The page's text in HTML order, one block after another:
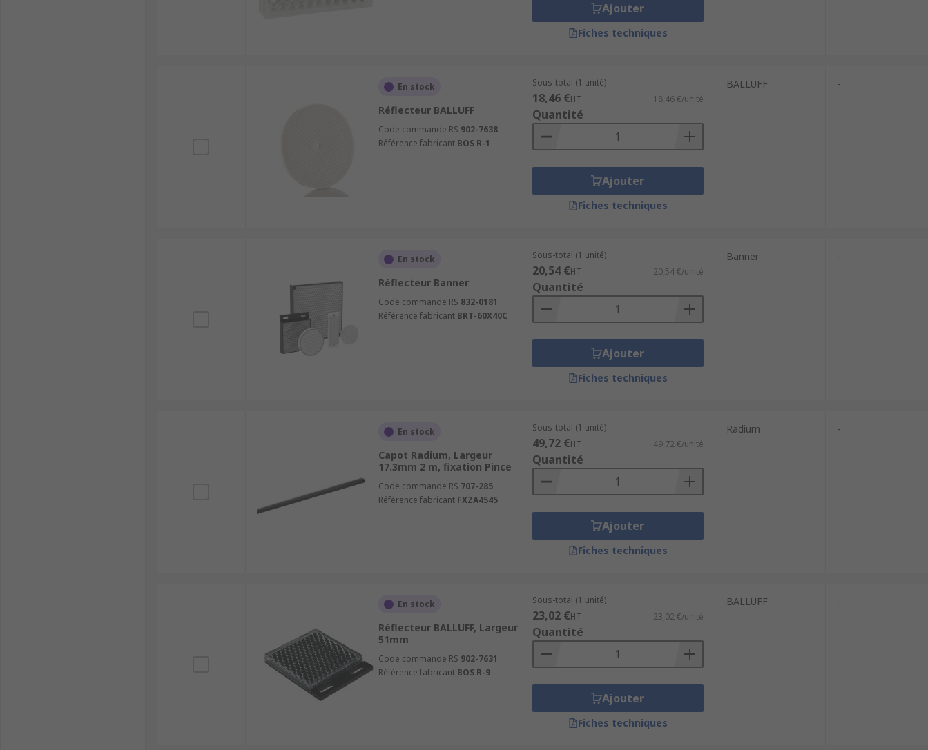
Ajouter
Fiches techniques
En stock
Réflecteur BALLUFF
Code commande RS 902-7638
Référence fabricant BOS R-1
Sous-total (1 unité)
18,46 €HT 18,46 €/unité
Quantité
Ajouter
Fiches techniques
BALLUFF -
En stock
Réflecteur Banner
Code commande RS 832-0181
Référence fabricant BRT-60X40C
Sous-total (1 unité)
20,54 €HT 20,54 €/unité
Quantité
Ajouter
Fiches techniques
Banner -
En stock
Capot Radium, Largeur
17.3mm 2 m, fixation Pince
Code commande RS 707-285
Référence fabricant FXZA4545
Sous-total (1 unité)
49,72 €HT 49,72 €/unité
Quantité
Ajouter
Fiches techniques
Radium -
En stock
Réflecteur BALLUFF, Largeur
51mm
Code commande RS 902-7631
Référence fabricant BOS R-9
Sous-total (1 unité)
23,02 €HT 23,02 €/unité
Quantité
Ajouter
Fiches techniques
BALLUFF -